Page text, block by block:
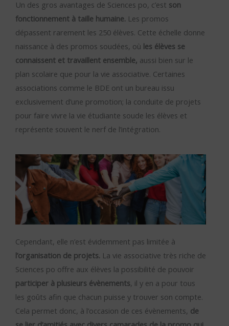
Un des gros avantages de Sciences po, c’est son
fonctionnement à taille humaine. Les promos
dépassent rarement les 250 élèves. Cette échelle donne
naissance à des promos soudées, où les élèves se
connaissent et travaillent ensemble, aussi bien sur le
plan scolaire que pour la vie associative. Certaines
associations comme le BDE ont un bureau issu
exclusivement d’une promotion; la conduite de projets
pour faire vivre la vie étudiante soude les élèves et
représente souvent le nerf de l’intégration.
Cependant, elle n’est évidemment pas limitée à
l’organisation de projets. La vie associative très riche de
Sciences po offre aux élèves la possibilité de pouvoir
participer à plusieurs évènements, il y en a pour tous
les goûts afin que chacun puisse y trouver son compte.
Cela permet donc, à l’occasion de ces évènements, de